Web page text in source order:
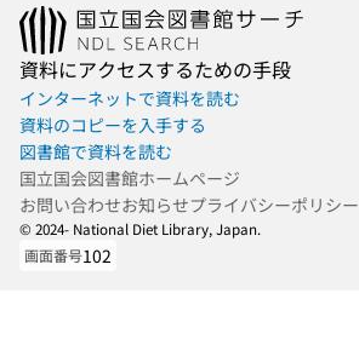
資料にアクセスするための手段
インターネットで資料を読む
資料のコピーを入手する
図書館で資料を読む
国立国会図書館ホームページ
お問い合わせお知らせプライバシーポリシー
© 2024- National Diet Library, Japan.
画面番号102